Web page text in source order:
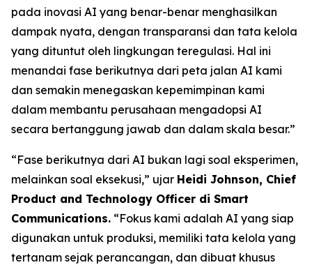
pada inovasi AI yang benar-benar menghasilkan
dampak nyata, dengan transparansi dan tata kelola
yang dituntut oleh lingkungan teregulasi. Hal ini
menandai fase berikutnya dari peta jalan AI kami
dan semakin menegaskan kepemimpinan kami
dalam membantu perusahaan mengadopsi AI
secara bertanggung jawab dan dalam skala besar.”
“Fase berikutnya dari AI bukan lagi soal eksperimen,
melainkan soal eksekusi,” ujar Heidi Johnson, Chief
Product and Technology Officer di Smart
Communications. “Fokus kami adalah AI yang siap
digunakan untuk produksi, memiliki tata kelola yang
tertanam sejak perancangan, dan dibuat khusus